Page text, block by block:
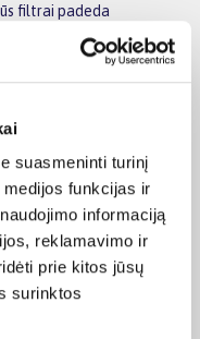
suasmeninti turinį
funkcijas ir
informaciją
reklamavimo ir
prie kitos jūsų
surinktos
filtrai padeda
kainą, savybes ar kitus
jūsų poreikius
išsamesnė
150 Eur įsigyti su
kai prekę norite
dalimis. Užsakytos
nuo 2,29 €, o
nemokamas.
2,99 €.
per 1–2 darbo